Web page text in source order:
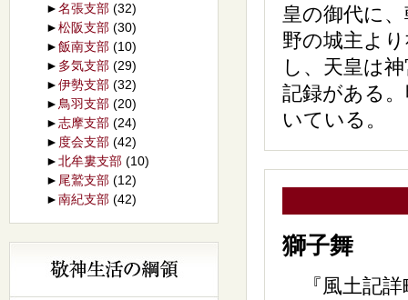
皇の御代に
野の城主よ
し、天皇は
記録がある
いている。
獅子舞
『風土記詳
►名張支部 (32)
►松阪支部 (30)
►飯南支部 (10)
► 多気支部 (29)
►伊勢支部 (32)
► 鳥羽支部 (20)
►志摩支部 (24)
► 度会支部 (42)
►北牟婁支部 (10)
► 尾鷲支部 (12)
►南紀支部 (42)